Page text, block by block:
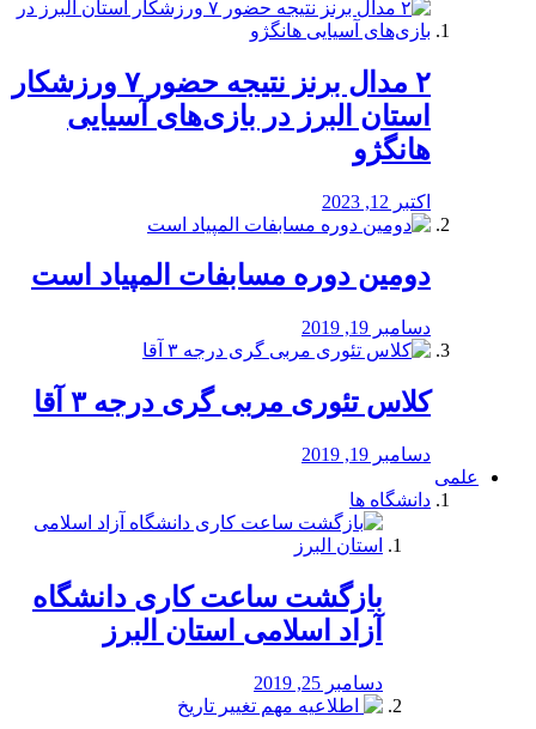
۲ مدال برنز نتیجه حضور ۷ ورزشکار
استان البرز در بازی‌های آسیایی
هانگژو
اکتبر 12, 2023
دومین دوره مسابفات المپیاد است
دسامبر 19, 2019
کلاس تئوری مربی گری درجه ۳ آقا
دسامبر 19, 2019
علمی
دانشگاه ها
بازگشت ساعت کاری دانشگاه
آزاد اسلامی استان البرز
دسامبر 25, 2019